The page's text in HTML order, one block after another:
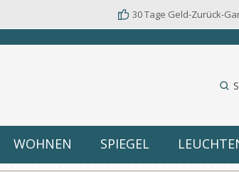
30 Tage Geld-Zurück-
WOHNEN SPIEGEL